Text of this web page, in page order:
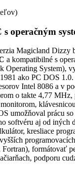
operačným
Magicland Dizzy
a kompatibilné s
Operating System),
ako PC DOS
Intel 8086 a v
o takte 4,77
umožňoval prácu so
softvéru aj od iných
kresliace
formátovať
podporu